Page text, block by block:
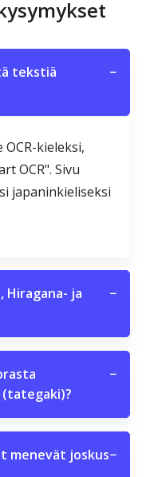
tekstiä
−
OCR-kieleksi,
OCR". Sivu
japaninkieliseksi
Hiragana- ja
−
−
menevät joskus−